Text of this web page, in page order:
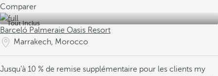
Comparer
Tout Inclus
Barceló Palmeraie Oasis Resort
Marrakech, Morocco
Jusqu’à 10 % de remise supplémentaire pour les clients my